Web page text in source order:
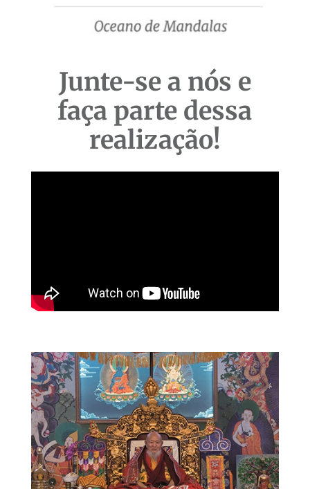
Junte-se a nós e
faça parte dessa
realização!